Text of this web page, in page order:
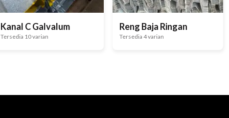
Kanal C Galvalum
Tersedia 10 varian
Reng Baja Ringan
Tersedia 4 varian